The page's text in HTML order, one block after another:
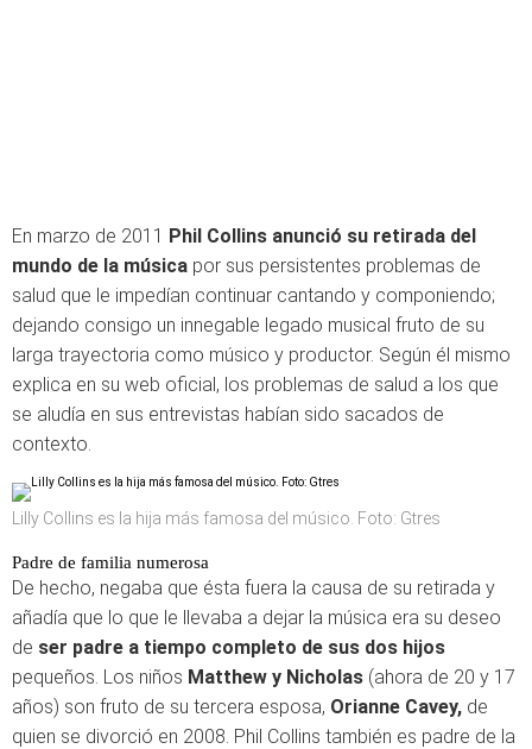
En marzo de 2011 Phil Collins anunció su retirada del
mundo de la música por sus persistentes problemas de
salud que le impedían continuar cantando y componiendo;
dejando consigo un innegable legado musical fruto de su
larga trayectoria como músico y productor. Según él mismo
explica en su web oficial, los problemas de salud a los que
se aludía en sus entrevistas habían sido sacados de
contexto.
Lilly Collins es la hija más famosa del músico. Foto: Gtres
Padre de familia numerosa
De hecho, negaba que ésta fuera la causa de su retirada y
añadía que lo que le llevaba a dejar la música era su deseo
de ser padre a tiempo completo de sus dos hijos
pequeños. Los niños Matthew y Nicholas (ahora de 20 y 17
años) son fruto de su tercera esposa, Orianne Cavey, de
quien se divorció en 2008. Phil Collins también es padre de la